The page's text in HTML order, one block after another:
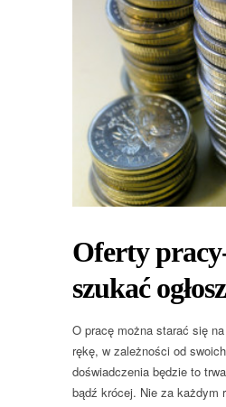
Oferty
szukać
O pracę można starać się na
rękę, w zależności od
doświadczenia będzie to
bądź krócej. Nie za każdym